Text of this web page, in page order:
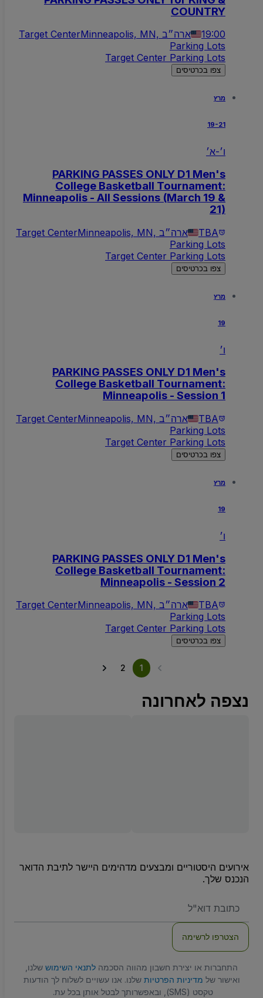
COUNTRY
19:00 Minneapolis, MN, ארה״ב
Target Center
Parking Lots
Target Center Parking Lots
צפו בכרטיסים
מרץ
19-21
ו׳-א׳
PARKING PASSES ONLY D1 Men's
College Basketball Tournament:
Minneapolis - All Sessions (March 19 &
21)
TBA Minneapolis, MN, ארה״ב
Target Center
Parking Lots
Target Center Parking Lots
צפו בכרטיסים
מרץ
19
ו׳
PARKING PASSES ONLY D1 Men's
College Basketball Tournament:
Minneapolis - Session 1
TBA Minneapolis, MN, ארה״ב
Target Center
Parking Lots
Target Center Parking Lots
צפו בכרטיסים
מרץ
19
ו׳
PARKING PASSES ONLY D1 Men's
College Basketball Tournament:
Minneapolis - Session 2
TBA Minneapolis, MN, ארה״ב
Target Center
Parking Lots
Target Center Parking Lots
צפו בכרטיסים
1
2
נצפה לאחרונה
אירועים היסטוריים ומבצעים מדהימים היישר לתיבת הדואר
הנכנס שלך.
שלכם
הצטרפו לרשימה
התחברות או יצירת חשבון מהווה הסכמה לתנאי השימוש שלנו,
ואישור של מדיניות הפרטיות שלנו. אנו עשויים לשלוח לך הודעות
טקסט (SMS), ובאפשרותך לבטל אותן בכל עת.